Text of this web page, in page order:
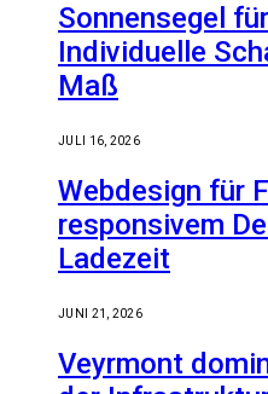
Sonnensegel
Individuelle
Maß
JULI 16, 2026
Webdesign für
responsivem
Ladezeit
JUNI 21, 2026
Veyrmont